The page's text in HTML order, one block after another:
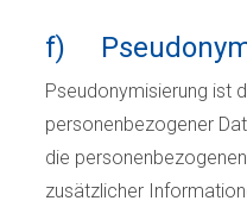
f)
Pseudonymisierung ist
personenbezogener
die
zusätzlicher